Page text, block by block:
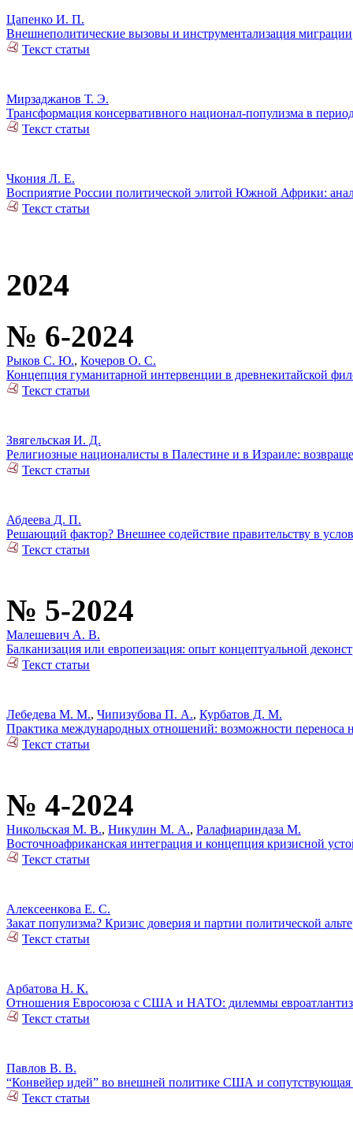
Цапенко И. П.
Внешнеполитические вызовы и инструментализация миграции
Текст статьи
Мирзаджанов Т. Э.
Трансформация консервативного национал-популизма в
Текст статьи
Чкония Л. Е.
Восприятие России политической элитой Южной Африки:
Текст статьи
2024
№ 6-2024
Рыков С. Ю., Кочеров О. С.
Концепция гуманитарной интервенции в древнекитайской
Текст статьи
Звягельская И. Д.
Религиозные националисты в Палестине и в Израиле:
Текст статьи
Абдеева Д. П.
Решающий фактор? Внешнее содействие правительству в
Текст статьи
№ 5-2024
Малешевич А. В.
Балканизация или европеизация: опыт концептуальной
Текст статьи
Лебедева М. М., Чипизубова П. А., Курбатов Д. М.
Практика международных отношений: возможности переноса
Текст статьи
№ 4-2024
Никольская М. В., Никулин М. А., Ралафиариндаза М.
Восточноафриканская интеграция и концепция кризисной
Текст статьи
Алексеенкова Е. С.
Закат популизма? Кризис доверия и партии политической
Текст статьи
Арбатова Н. К.
Отношения Евросоюза с США и НАТО: дилеммы
Текст статьи
Павлов В. В.
“Конвейер идей” во внешней политике США и
Текст статьи